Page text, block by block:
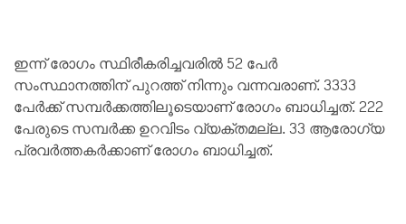
ഇന്ന് രോഗം സ്ഥിരീകരിച്ചവരില്‍ 52 പേര്‍
സംസ്ഥാനത്തിന് പുറത്ത് നിന്നും വന്നവരാണ്. 3333
പേര്‍ക്ക് സമ്പര്‍ക്കത്തിലൂടെയാണ് രോഗം ബാധിച്ചത്. 222
പേരുടെ സമ്പര്‍ക്ക ഉറവിടം വ്യക്തമല്ല. 33 ആരോഗ്യ
പ്രവര്‍ത്തകര്‍ക്കാണ് രോഗം ബാധിച്ചത്.